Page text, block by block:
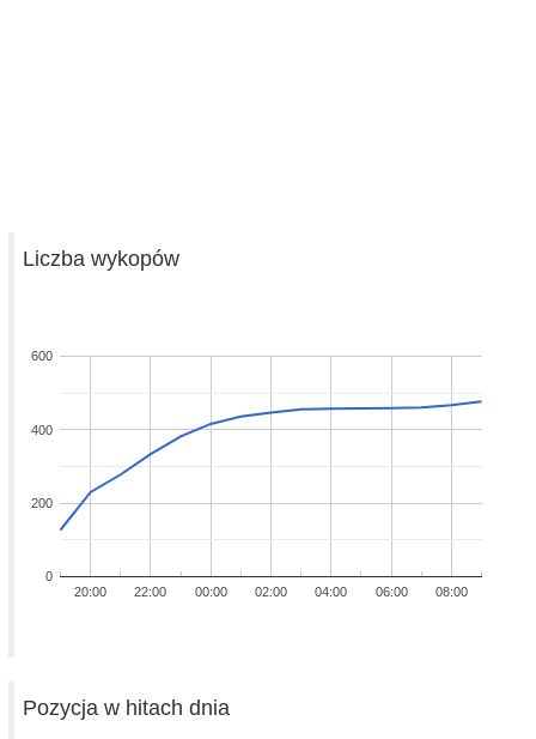
Liczba wykopów
20:00 22:00 00:00 02:00 04:00 06:00 08:00
0
200
400
600
Pozycja w hitach dnia